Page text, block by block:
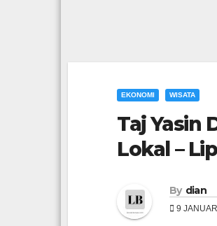
EKONOMI WISATA
Taj Yasin
Lokal –
By dian
9